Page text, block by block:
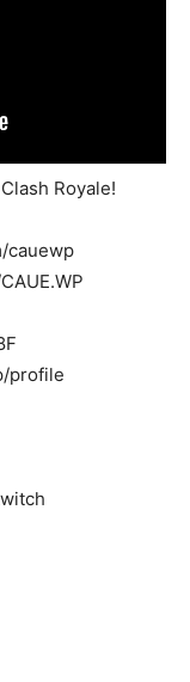
Royale!
cauewp
profile